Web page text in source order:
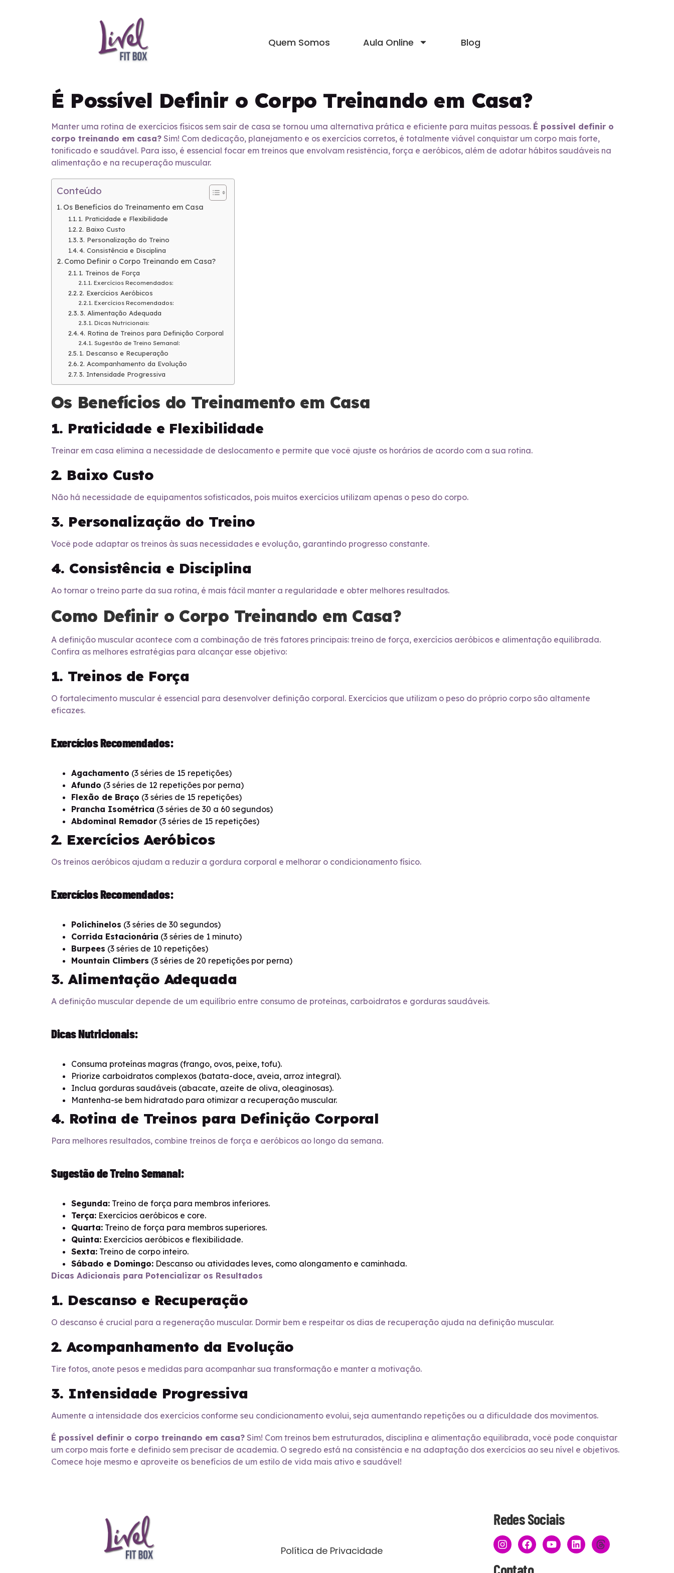
Quem Somos Aula Online Blog
É Possível Definir o Corpo Treinando em Casa?
Manter uma rotina de exercícios físicos sem sair de casa se tornou uma alternativa prática e eficiente para muitas pessoas. É possível definir o
corpo treinando em casa? Sim! Com dedicação, planejamento e os exercícios corretos, é totalmente viável conquistar um corpo mais forte,
tonificado e saudável. Para isso, é essencial focar em treinos que envolvam resistência, força e aeróbicos, além de adotar hábitos saudáveis na
alimentação e na recuperação muscular.
Conteúdo
Os Benefícios do Treinamento em Casa
1. Praticidade e Flexibilidade
2. Baixo Custo
3. Personalização do Treino
4. Consistência e Disciplina
Como Definir o Corpo Treinando em Casa?
1. Treinos de Força
Exercícios Recomendados:
2. Exercícios Aeróbicos
Exercícios Recomendados:
3. Alimentação Adequada
Dicas Nutricionais:
4. Rotina de Treinos para Definição Corporal
Sugestão de Treino Semanal:
1. Descanso e Recuperação
2. Acompanhamento da Evolução
3. Intensidade Progressiva
Os Benefícios do Treinamento em Casa
1. Praticidade e Flexibilidade
Treinar em casa elimina a necessidade de deslocamento e permite que você ajuste os horários de acordo com a sua rotina.
2. Baixo Custo
Não há necessidade de equipamentos sofisticados, pois muitos exercícios utilizam apenas o peso do corpo.
3. Personalização do Treino
Você pode adaptar os treinos às suas necessidades e evolução, garantindo progresso constante.
4. Consistência e Disciplina
Ao tornar o treino parte da sua rotina, é mais fácil manter a regularidade e obter melhores resultados.
Como Definir o Corpo Treinando em Casa?
A definição muscular acontece com a combinação de três fatores principais: treino de força, exercícios aeróbicos e alimentação equilibrada.
Confira as melhores estratégias para alcançar esse objetivo:
1. Treinos de Força
O fortalecimento muscular é essencial para desenvolver definição corporal. Exercícios que utilizam o peso do próprio corpo são altamente
eficazes.
Exercícios Recomendados:
Agachamento (3 séries de 15 repetições)
Afundo (3 séries de 12 repetições por perna)
Flexão de Braço (3 séries de 15 repetições)
Prancha Isométrica (3 séries de 30 a 60 segundos)
Abdominal Remador (3 séries de 15 repetições)
2. Exercícios Aeróbicos
Os treinos aeróbicos ajudam a reduzir a gordura corporal e melhorar o condicionamento físico.
Exercícios Recomendados:
Polichinelos (3 séries de 30 segundos)
Corrida Estacionária (3 séries de 1 minuto)
Burpees (3 séries de 10 repetições)
Mountain Climbers (3 séries de 20 repetições por perna)
3. Alimentação Adequada
A definição muscular depende de um equilíbrio entre consumo de proteínas, carboidratos e gorduras saudáveis.
Dicas Nutricionais:
Consuma proteínas magras (frango, ovos, peixe, tofu).
Priorize carboidratos complexos (batata-doce, aveia, arroz integral).
Inclua gorduras saudáveis (abacate, azeite de oliva, oleaginosas).
Mantenha-se bem hidratado para otimizar a recuperação muscular.
4. Rotina de Treinos para Definição Corporal
Para melhores resultados, combine treinos de força e aeróbicos ao longo da semana.
Sugestão de Treino Semanal:
Segunda: Treino de força para membros inferiores.
Terça: Exercícios aeróbicos e core.
Quarta: Treino de força para membros superiores.
Quinta: Exercícios aeróbicos e flexibilidade.
Sexta: Treino de corpo inteiro.
Sábado e Domingo: Descanso ou atividades leves, como alongamento e caminhada.
Dicas Adicionais para Potencializar os Resultados
1. Descanso e Recuperação
O descanso é crucial para a regeneração muscular. Dormir bem e respeitar os dias de recuperação ajuda na definição muscular.
2. Acompanhamento da Evolução
Tire fotos, anote pesos e medidas para acompanhar sua transformação e manter a motivação.
3. Intensidade Progressiva
Aumente a intensidade dos exercícios conforme seu condicionamento evolui, seja aumentando repetições ou a dificuldade dos movimentos.
É possível definir o corpo treinando em casa? Sim! Com treinos bem estruturados, disciplina e alimentação equilibrada, você pode conquistar
um corpo mais forte e definido sem precisar de academia. O segredo está na consistência e na adaptação dos exercícios ao seu nível e objetivos.
Comece hoje mesmo e aproveite os benefícios de um estilo de vida mais ativo e saudável!
Política de Privacidade
Redes Sociais